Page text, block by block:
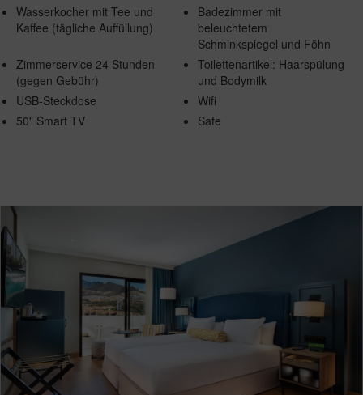
Wasserkocher mit Tee und
Kaffee (tägliche Auffüllung)
Badezimmer mit
beleuchtetem
Schminkspiegel und Föhn
Zimmerservice 24 Stunden
(gegen Gebühr)
Toilettenartikel: Haarspülung
und Bodymilk
USB-Steckdose
Wifi
50" Smart TV
Safe